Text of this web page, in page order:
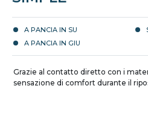
A PANCIA IN SU
A PANCIA IN GIU
Grazie al contatto diretto con i
sensazione di comfort durante il